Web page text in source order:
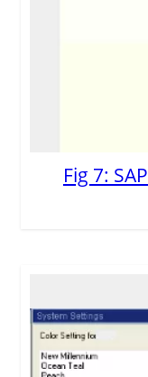
Fig 7: